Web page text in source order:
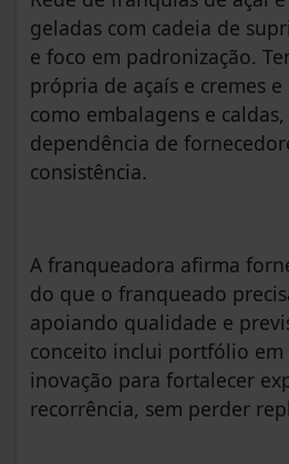
geladas com cadeia de
e foco em padronização.
própria de açaís e cremes
como embalagens e
dependência de
consistência.
A franqueadora afirma
do que o franqueado
apoiando qualidade e
conceito inclui portfólio em
inovação para fortalecer
recorrência, sem perder